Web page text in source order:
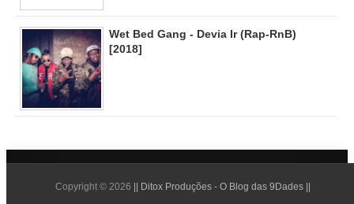
Wet Bed Gang - Devia Ir (Rap-RnB)
[2018]
Copyright © 2026 || Ditox Produções - O Blog das 9Dades ||